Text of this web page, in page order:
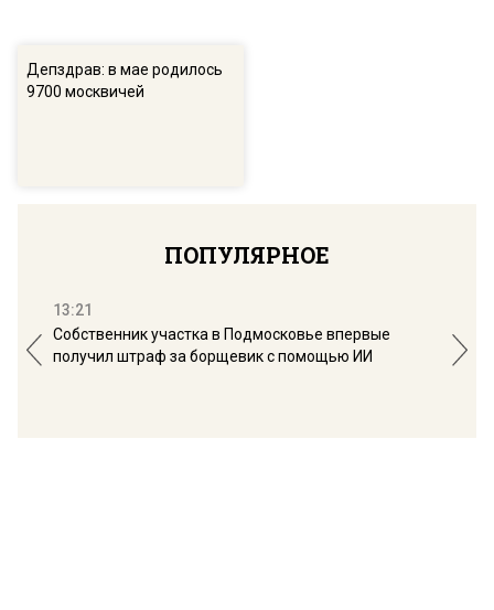
Депздрав: в мае родилось
9700 москвичей
ПОПУЛЯРНОЕ
13:21
Собственник участка в Подмосковье впервые
получил штраф за борщевик с помощью ИИ